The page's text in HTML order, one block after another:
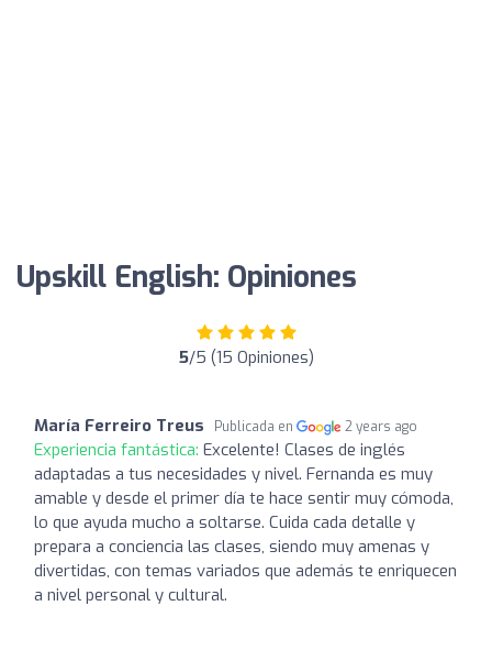
Upskill English: Opiniones
5/5 (15 Opiniones)
María Ferreiro Treus Publicada en 2 years ago
Experiencia fantástica: Excelente! Clases de inglés
adaptadas a tus necesidades y nivel. Fernanda es muy
amable y desde el primer día te hace sentir muy cómoda,
lo que ayuda mucho a soltarse. Cuida cada detalle y
prepara a conciencia las clases, siendo muy amenas y
divertidas, con temas variados que además te enriquecen
a nivel personal y cultural.